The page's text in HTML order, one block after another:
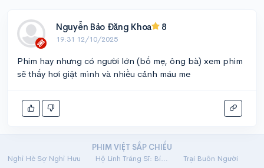
Nguyễn Bảo Đăng Khoa 8
19:31 12/10/2025
Phim hay nhưng có người lớn (bố mẹ, ông bà) xem phim
sẽ thấy hơi giật mình và nhiều cảnh máu me
PHIM VIỆT SẮP CHIẾU
Nghỉ Hè Sợ Nghỉ Hưu
Hộ Linh Tráng Sĩ: Bí Ẩn Mộ Vua Đinh
Trại Buôn Người